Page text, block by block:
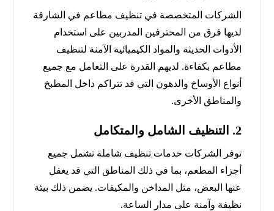
الشركات المتخصصة في تنظيف مطاعم في الشارقة
لديها فرق من المحترفين المدربين على استخدام
الأدوات الحديثة والمواد الكيميائية الآمنة لتنظيف
مطاعم بكفاءة. لديهم القدرة على التعامل مع جميع
أنواع الأوساخ والدهون التي قد تتراكم داخل المطبخ
والمناطق الأخرى.
2. التنظيف الشامل والمتكامل
توفر الشركات خدمات تنظيف شاملة تشمل جميع
أجزاء المطعم، بما في ذلك المناطق التي قد يغفل
عنها البعض، مثل المداخن والمكيفات. يضمن ذلك بيئة
نظيفة وآمنة على مدار الساعة.